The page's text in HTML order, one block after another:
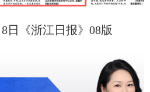
日 《浙江日报》 08版